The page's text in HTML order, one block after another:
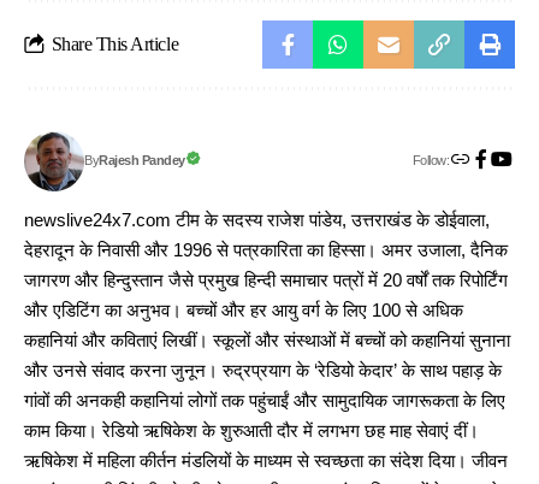
Share This Article
ByRajesh Pandey Follow:
newslive24x7.com टीम के सदस्य राजेश पांडेय, उत्तराखंड के डोईवाला,
देहरादून के निवासी और 1996 से पत्रकारिता का हिस्सा। अमर उजाला, दैनिक
जागरण और हिन्दुस्तान जैसे प्रमुख हिन्दी समाचार पत्रों में 20 वर्षों तक रिपोर्टिंग
और एडिटिंग का अनुभव। बच्चों और हर आयु वर्ग के लिए 100 से अधिक
कहानियां और कविताएं लिखीं। स्कूलों और संस्थाओं में बच्चों को कहानियां सुनाना
और उनसे संवाद करना जुनून। रुद्रप्रयाग के ‘रेडियो केदार’ के साथ पहाड़ के
गांवों की अनकही कहानियां लोगों तक पहुंचाईं और सामुदायिक जागरूकता के लिए
काम किया। रेडियो ऋषिकेश के शुरुआती दौर में लगभग छह माह सेवाएं दीं।
ऋषिकेश में महिला कीर्तन मंडलियों के माध्यम से स्वच्छता का संदेश दिया। जीवन